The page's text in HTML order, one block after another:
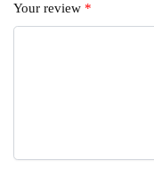
Your review *